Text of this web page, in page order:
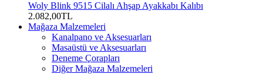
Woly Blink 9515 Cilalı Ahşap Ayakkabı Kalıbı
2.082,00TL
Mağaza Malzemeleri
Kanalpano ve Aksesuarları
Masaüstü ve Aksesuarları
Deneme Çorapları
Diğer Mağaza Malzemeleri